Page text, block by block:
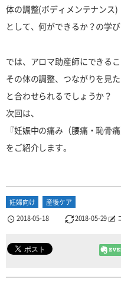
体の調整(ボディメンテナンス)
として、何ができるか？の学
では、アロマ助産師にできる
その体の調整、つながりを見
と合わせられるでしょうか？
次回は、
『妊娠中の痛み（腰痛・恥骨
をご紹介します。
妊婦向け
産後ケア
2018-05-18
2018-05-29